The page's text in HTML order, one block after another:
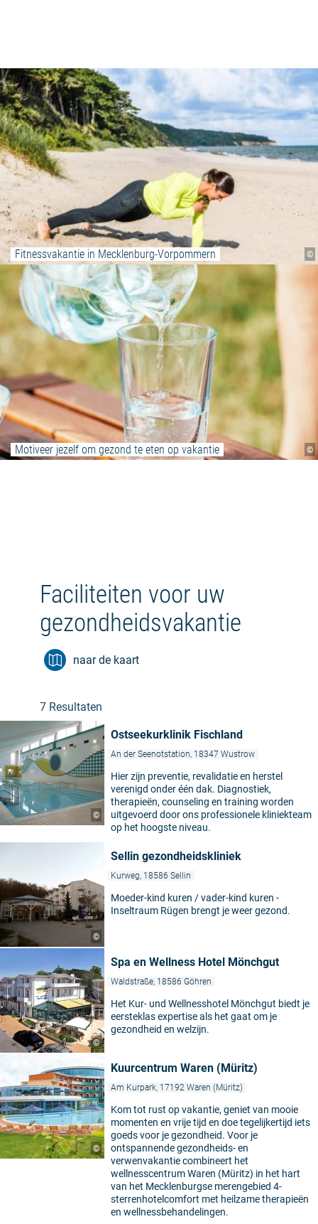
©
Fitnessvakantie in Mecklenburg-Vorpommern
©
Motiveer jezelf om gezond te eten op vakantie
Faciliteiten voor uw
gezondheidsvakantie
naar de kaart
7 Resultaten
©
Ostseekurklinik Fischland
An der Seenotstation, 18347 Wustrow
Hier zijn preventie, revalidatie en herstel
verenigd onder één dak. Diagnostiek,
therapieën, counseling en training worden
uitgevoerd door ons professionele kliniekteam
op het hoogste niveau.
©
Sellin gezondheidskliniek
Kurweg, 18586 Sellin
Moeder-kind kuren / vader-kind kuren -
Inseltraum Rügen brengt je weer gezond.
©
Spa en Wellness Hotel Mönchgut
Waldstraße, 18586 Göhren
Het Kur- und Wellnesshotel Mönchgut biedt je
eersteklas expertise als het gaat om je
gezondheid en welzijn.
©
Kuurcentrum Waren (Müritz)
Am Kurpark, 17192 Waren (Müritz)
Kom tot rust op vakantie, geniet van mooie
momenten en vrije tijd en doe tegelijkertijd iets
goeds voor je gezondheid. Voor je
ontspannende gezondheids- en
verwenvakantie combineert het
wellnesscentrum Waren (Müritz) in het hart
van het Mecklenburgse merengebied 4-
sterrenhotelcomfort met heilzame therapieën
en wellnessbehandelingen.